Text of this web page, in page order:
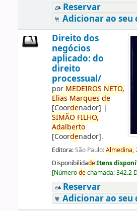
Reservar
Adicionar ao seu
Direito dos
negócios
aplicado: do
direito
processual/
por MEDEIROS NETO,
Elias Marques de
[Coordenador] |
SIMÃO FILHO,
Adalberto
[Coordenador].
Editora:São Paulo:Almedina,
Disponibilidade:Itens
[Númerodechamada:342.2
Reservar
Adicionar ao seu